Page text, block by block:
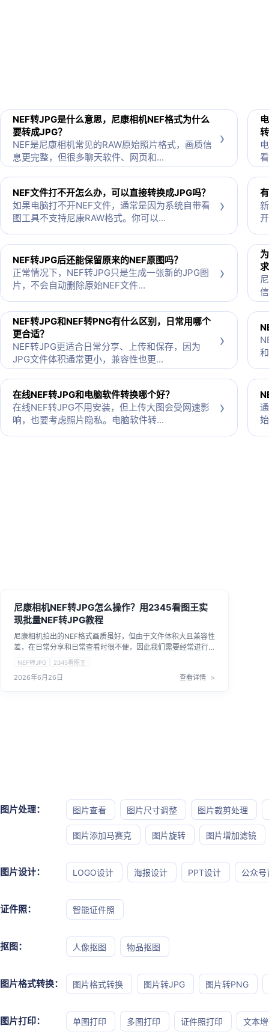
NEF转JPG是什么意思，尼康相机NEF格式为什么
要转成JPG？
NEF是尼康相机常见的RAW原始照片格式，画质信
息更完整，但很多聊天软件、网页和...
›
NEF文件打不开怎么办，可以直接转换成JPG吗？
如果电脑打不开NEF文件，通常是因为系统自带看
图工具不支持尼康RAW格式。你可以...
›
NEF转JPG后还能保留原来的NEF原图吗？
正常情况下，NEF转JPG只是生成一张新的JPG图
片，不会自动删除原始NEF文件...
›
NEF转JPG和NEF转PNG有什么区别，日常用哪个
更合适？
NEF转JPG更适合日常分享、上传和保存，因为
JPG文件体积通常更小，兼容性也更...
›
在线NEF转JPG和电脑软件转换哪个好？
在线NEF转JPG不用安装，但上传大图会受网速影
响，也要考虑照片隐私。电脑软件转...
›
尼康相机NEF转JPG怎么操作？用2345看图王实
现批量NEF转JPG教程
尼康相机拍出的NEF格式画质虽好，但由于文件体积大且兼容性
差，在日常分享和日常查看时很不便，因此我们需要经常进行
NEF转JPG。其实NEF转JPG没有想象中那么麻烦。只要选择合
成。本文就来聊聊如何用2345看图王来解决这个问题，帮助大
NEF转JPG 2345看图王
2026年6月26日 查看详情
图片处理： 图片查看 图片尺寸调整 图片裁剪处理
图片添加马赛克 图片旋转 图片增加滤镜
图片设计： LOGO设计 海报设计 PPT设计 公众号
证件照： 智能证件照
抠图： 人像抠图 物品抠图
图片格式转换： 图片格式转换 图片转JPG 图片转PNG
图片打印： 单图打印 多图打印 证件照打印 文本